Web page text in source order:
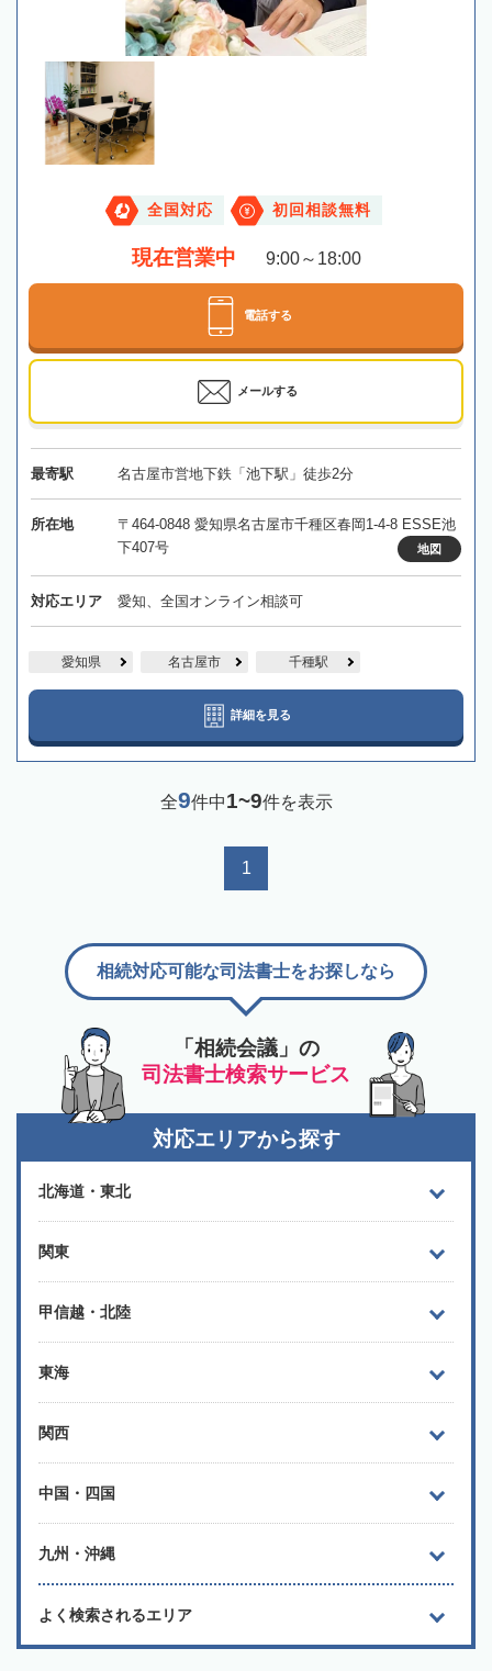
全国対応 初回相談無料
現在営業中 9:00～18:00
電話する
メールする
最寄駅 名古屋市営地下鉄「池下駅」徒歩2分
所在地
〒464-0848 愛知県名古屋市千種区春岡1-4-8 ESSE池
下407号
地図
対応エリア 愛知、全国オンライン相談可
愛知県 名古屋市 千種駅
詳細を見る
全9件中1~9件を表示
1
「相続会議」の
司法書士検索サービス
相続対応可能な司法書士をお探しなら
対応エリアから探す
北海道・東北
関東
甲信越・北陸
東海
関西
中国・四国
九州・沖縄
よく検索されるエリア